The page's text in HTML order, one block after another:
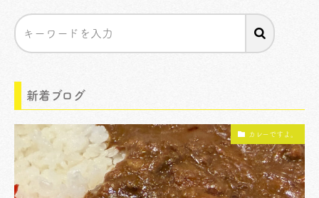
新着ブログ
カレーですよ。